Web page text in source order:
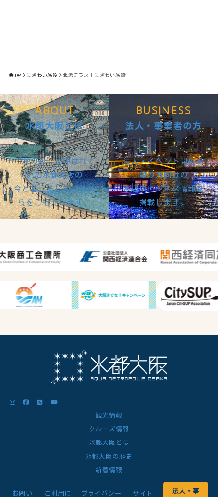
TOP にぎわい施設 北浜テラス｜にぎわい施設
ABOUT
水都大阪とは
“水の都”と呼ばれて
いた水都大阪の
今と昔、そしてこれか
らをご紹介します。
BUSINESS
法人・事業者の方
法人・イベント開催希
望の方向けの
水辺のビジネス情報を
掲載します。
観光情報
クルーズ情報
水都大阪とは
水都大阪の歴史
新着情報
お問い ご利用に プライバシー サイト 法人・事